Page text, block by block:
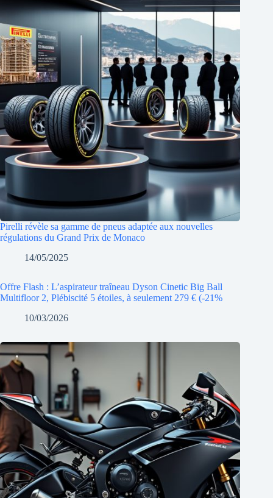
Pirelli révèle sa gamme de pneus adaptée aux nouvelles
régulations du Grand Prix de Monaco
14/05/2025
Offre Flash : L’aspirateur traîneau Dyson Cinetic Big Ball
Multifloor 2, Plébiscité 5 étoiles, à seulement 279 € (-21%
10/03/2026